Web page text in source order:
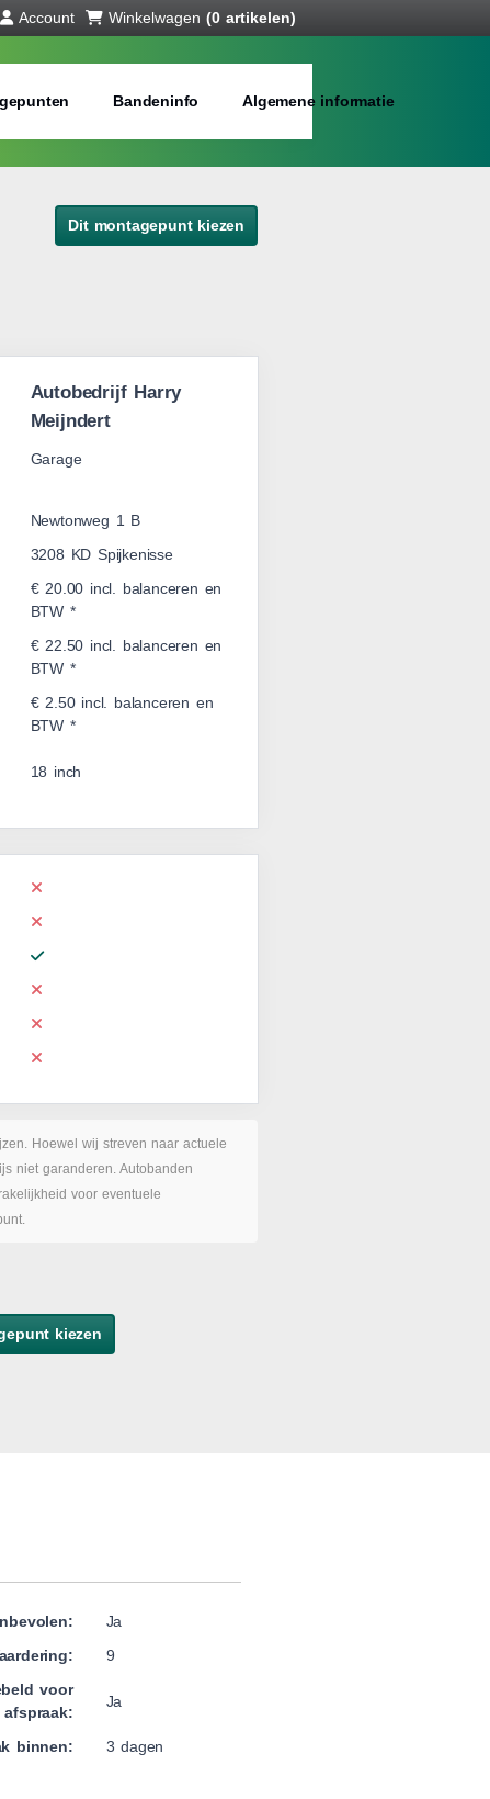
Account Winkelwagen (0 artikelen)
Bandeninfo Algemene informatie
Dit montagepunt kiezen
Autobedrijf Harry
Meijndert
Garage
Newtonweg 1 B
3208 KD Spijkenisse
€ 20.00 incl. balanceren en
BTW *
€ 22.50 incl. balanceren en
BTW *
€ 2.50 incl. balanceren en
BTW *
18 inch
Hoewel wij streven naar actuele
niet garanderen. Autobanden
voor eventuele
kiezen
Ja
9
voor
afspraak:
Ja
binnen: 3 dagen